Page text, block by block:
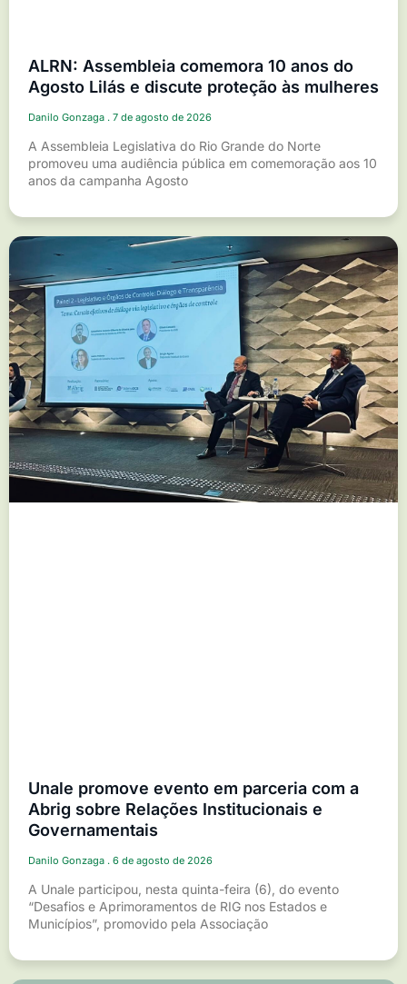
ALRN: Assembleia comemora 10 anos do
Agosto Lilás e discute proteção às mulheres
Danilo Gonzaga 7 de agosto de 2026
A Assembleia Legislativa do Rio Grande do Norte
promoveu uma audiência pública em comemoração aos 10
anos da campanha Agosto
Unale promove evento em parceria com a
Abrig sobre Relações Institucionais e
Governamentais
Danilo Gonzaga 6 de agosto de 2026
A Unale participou, nesta quinta-feira (6), do evento
“Desafios e Aprimoramentos de RIG nos Estados e
Municípios”, promovido pela Associação